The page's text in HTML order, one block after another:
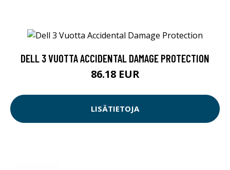
DELL 3 VUOTTA ACCIDENTAL DAMAGE PROTECTION
86.18 EUR
LISÄTIETOJA